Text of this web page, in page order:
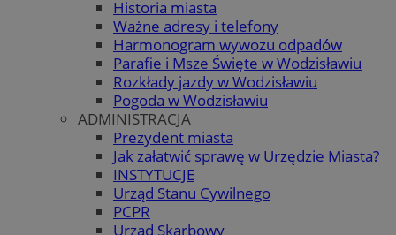
Historia miasta
Ważne adresy i telefony
Harmonogram wywozu odpadów
Parafie i Msze Święte w Wodzisławiu
Rozkłady jazdy w Wodzisławiu
Pogoda w Wodzisławiu
ADMINISTRACJA
Prezydent miasta
Jak załatwić sprawę w Urzędzie Miasta?
INSTYTUCJE
Urząd Stanu Cywilnego
PCPR
Urząd Skarbowy